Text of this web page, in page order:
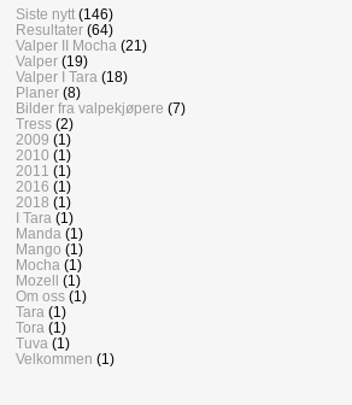
Siste nytt (146)
Resultater (64)
Valper II Mocha (21)
Valper (19)
Valper I Tara (18)
Planer (8)
Bilder fra valpekjøpere (7)
Tress (2)
2009 (1)
2010 (1)
2011 (1)
2016 (1)
2018 (1)
I Tara (1)
Manda (1)
Mango (1)
Mocha (1)
Mozell
(1)
Om oss (1)
Tara (1)
Tora (1)
Tuva (1)
Velkommen (1)